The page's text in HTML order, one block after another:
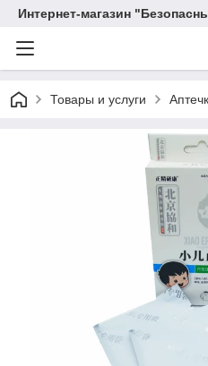
Интернет-магазин
Товары и услуги